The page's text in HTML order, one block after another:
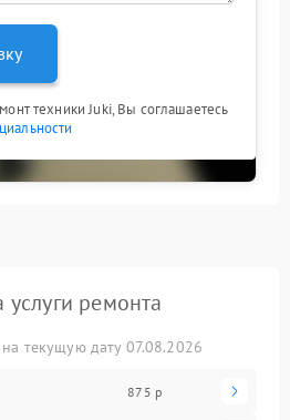
техники Juki, Вы соглашаетесь
ремонта
текущую дату 07.08.2026
875 р